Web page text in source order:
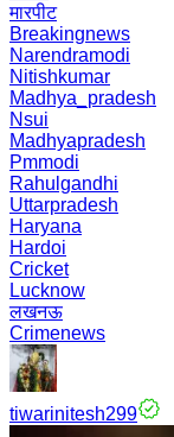
मारपीट
Breakingnews
Narendramodi
Nitishkumar
Madhya_pradesh
Nsui
Madhyapradesh
Pmmodi
Rahulgandhi
Uttarpradesh
Haryana
Hardoi
Cricket
Lucknow
लखनऊ
Crimenews
tiwarinitesh299